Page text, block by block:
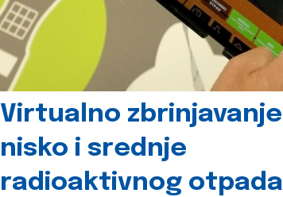
Virtualno zbrinjavanje
nisko i srednje
radioaktivnog otpada